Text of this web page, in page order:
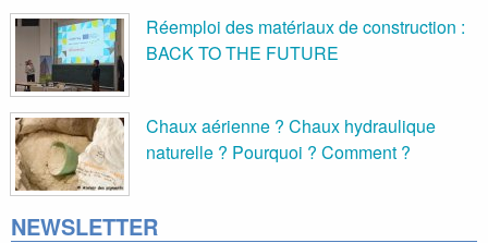
Réemploi des matériaux de construction :
BACK TO THE FUTURE
Chaux aérienne ? Chaux hydraulique
naturelle ? Pourquoi ? Comment ?
NEWSLETTER